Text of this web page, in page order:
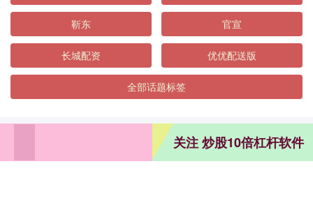
靳东 官宣
长城配资 优优配送版
全部话题标签
关注 炒股10倍杠杆软件